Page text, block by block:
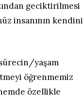
geciktirilmesi
insanının kendini
sürecin/yaşam
öğrenmemiz
özellikle